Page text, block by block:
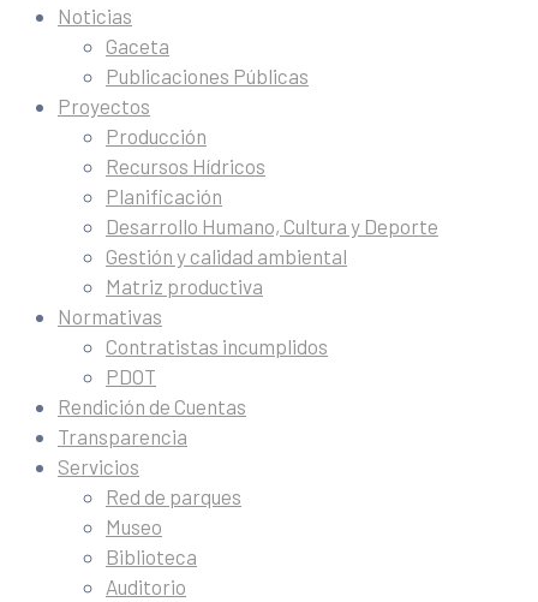
Noticias
Gaceta
Publicaciones Públicas
Proyectos
Producción
Recursos Hídricos
Planificación
Desarrollo Humano, Cultura y Deporte
Gestión y calidad ambiental
Matriz productiva
Normativas
Contratistas incumplidos
PDOT
Rendición de Cuentas
Transparencia
Servicios
Red de parques
Museo
Biblioteca
Auditorio